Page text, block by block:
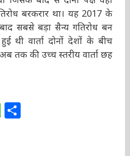
में पैंगोंग सो इलाके में पांच
जिसके बाद से दोनों पक्ष
गतिरोध बरकरार था। यह
के बाद सबसे बड़ा सैन्य
जून को हुई थी वार्ता दोनों
को लेकर अब तक की उच्च
थी।